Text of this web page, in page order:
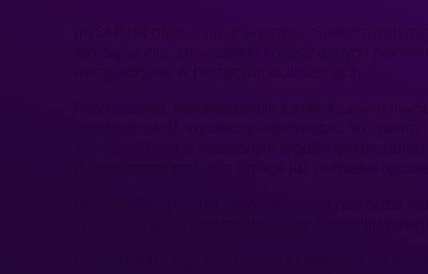
mySAP HR oferuje mechanizm automatycznych
ten zapewnia, że wszelkie korekty danych
uwzględniane w bieżących rozliczeniach.
Przykładowo, jeśli pracownik zamiast zasiłku
nieobecności), wystarczy wprowadzić do
skoryguje błąd w następnym regularnym
decyzji operatora). Nie istnieje już potrzeba
mySAP HR zapewnia zaawansowane narzędzia
Przykładem może być nagroda jubileuszowa